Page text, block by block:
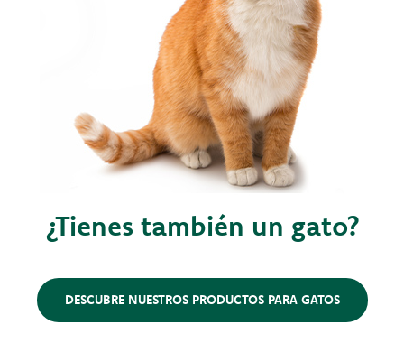
¿Tienes también un gato?
DESCUBRE NUESTROS PRODUCTOS PARA GATOS